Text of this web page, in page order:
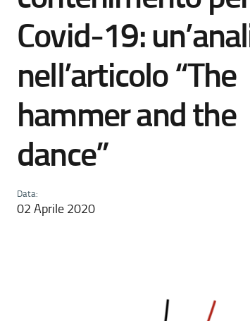
Covid-19:
nell’articolo “The
hammer and the
dance”
Data:
02 Aprile 2020